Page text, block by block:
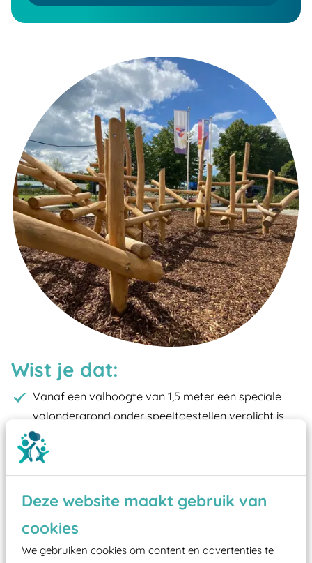
Deze website maakt gebruik van
cookies
We gebruiken cookies om content en advertenties te
Wist je dat:
Vanaf een valhoogte van 1,5 meter een speciale
valondergrond onder speeltoestellen verplicht is
zoals kunstgras, rubber tegels of boomschors?
Elk speeltoestel in de openbare ruimte voorzien
moet zijn van een typekeuring, -plaatje en
certificering, uitgegeven door een Nederlands
Wij ook speeltoestellen kunnen laten keuren zodat
ze toch binnen het Warenwetbesluit Attractie- en